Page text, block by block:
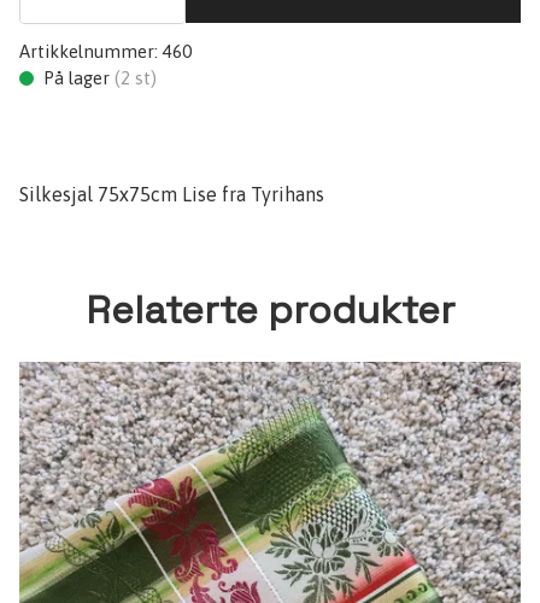
Artikkelnummer:460
På lager (2 st)
Silkesjal 75x75cm Lise fra Tyrihans
Relaterte produkter